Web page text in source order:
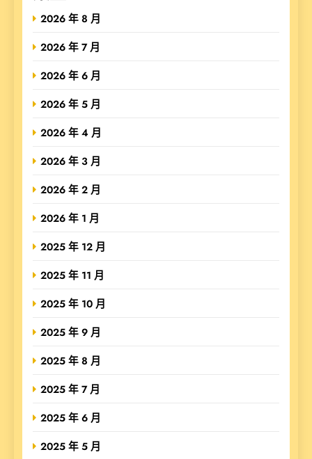
2026 年 8 月
2026 年 7 月
2026 年 6 月
2026 年 5 月
2026 年 4 月
2026 年 3 月
2026 年 2 月
2026 年 1 月
2025 年 12 月
2025 年 11 月
2025 年 10 月
2025 年 9 月
2025 年 8 月
2025 年 7 月
2025 年 6 月
2025 年 5 月